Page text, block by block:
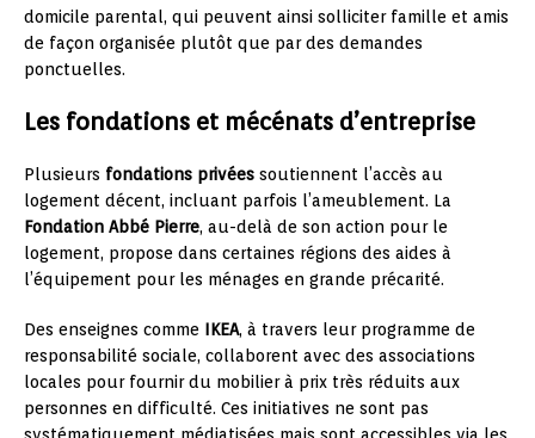
domicile parental, qui peuvent ainsi solliciter famille et amis
de façon organisée plutôt que par des demandes
ponctuelles.
Les fondations et mécénats d’entreprise
Plusieurs fondations privées soutiennent l’accès au
logement décent, incluant parfois l’ameublement. La
Fondation Abbé Pierre, au-delà de son action pour le
logement, propose dans certaines régions des aides à
l’équipement pour les ménages en grande précarité.
Des enseignes comme IKEA, à travers leur programme de
responsabilité sociale, collaborent avec des associations
locales pour fournir du mobilier à prix très réduits aux
personnes en difficulté. Ces initiatives ne sont pas